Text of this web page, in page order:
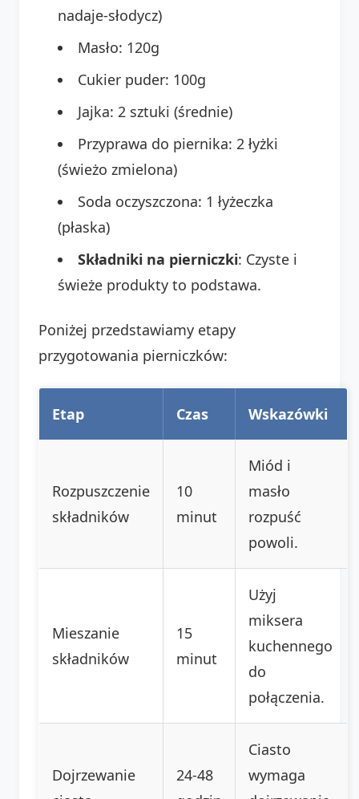
nadaje-słodycz)
Masło: 120g
Cukier puder: 100g
Jajka: 2 sztuki (średnie)
Przyprawa do piernika: 2 łyżki
(świeżo zmielona)
Soda oczyszczona: 1 łyżeczka
(płaska)
Składniki na pierniczki: Czyste i
świeże produkty to podstawa.
Poniżej przedstawiamy etapy
przygotowania pierniczków:
Etap Czas Wskazówki
Rozpuszczenie
składników
10
minut
Miód i
masło
rozpuść
powoli.
Mieszanie
składników
15
minut
Użyj
miksera
kuchennego
do
połączenia.
Dojrzewanie
24-48
Ciasto
wymaga